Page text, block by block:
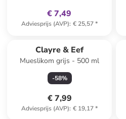
€ 7,49
Adviesprijs (AVP): € 25,57*
Clayre & Eef
Mueslikom grijs - 500 ml
-58%
€ 7,99
Adviesprijs (AVP): € 19,17*